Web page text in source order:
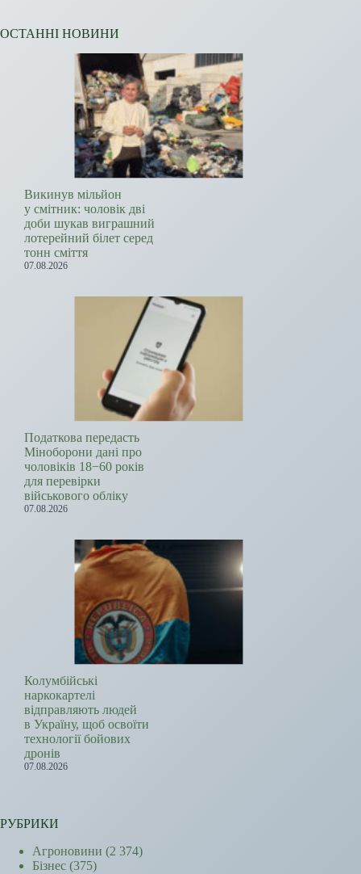
ОСТАННІ НОВИНИ
Викинув мільйон
у смітник: чоловік дві
доби шукав виграшний
лотерейний білет серед
тонн сміття
07.08.2026
Податкова передасть
Міноборони дані про
чоловіків 18−60 років
для перевірки
військового обліку
07.08.2026
Колумбійські
наркокартелі
відправляють людей
в Україну, щоб освоїти
технології бойових
дронів
07.08.2026
РУБРИКИ
Агроновини (2 374)
Бізнес (375)